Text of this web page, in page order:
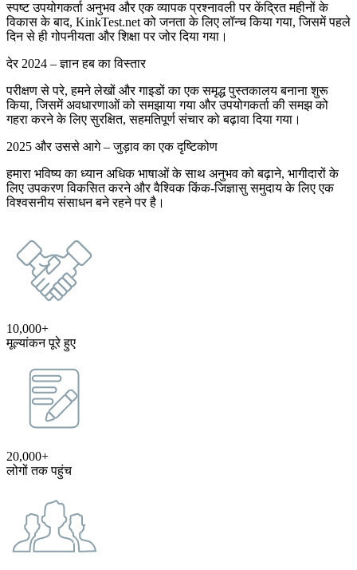
स्पष्ट उपयोगकर्ता अनुभव और एक व्यापक प्रश्नावली पर केंद्रित महीनों के
विकास के बाद, KinkTest.net को जनता के लिए लॉन्च किया गया, जिसमें पहले
दिन से ही गोपनीयता और शिक्षा पर जोर दिया गया।
देर 2024 – ज्ञान हब का विस्तार
परीक्षण से परे, हमने लेखों और गाइडों का एक समृद्ध पुस्तकालय बनाना शुरू
किया, जिसमें अवधारणाओं को समझाया गया और उपयोगकर्ता की समझ को
गहरा करने के लिए सुरक्षित, सहमतिपूर्ण संचार को बढ़ावा दिया गया।
2025 और उससे आगे – जुड़ाव का एक दृष्टिकोण
हमारा भविष्य का ध्यान अधिक भाषाओं के साथ अनुभव को बढ़ाने, भागीदारों के
लिए उपकरण विकसित करने और वैश्विक किंक-जिज्ञासु समुदाय के लिए एक
विश्वसनीय संसाधन बने रहने पर है।
10,000+
मूल्यांकन पूरे हुए
20,000+
लोगों तक पहुंच